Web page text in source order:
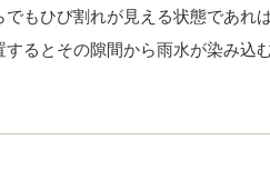
でもひび割れが見える状態であれ
するとその隙間から雨水が染み込